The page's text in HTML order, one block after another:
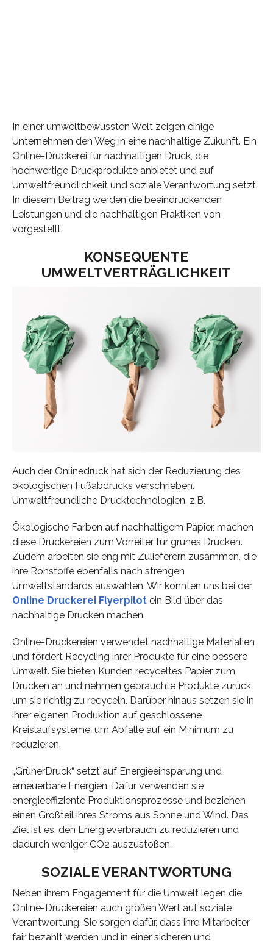
In einer umweltbewussten Welt zeigen einige
Unternehmen den Weg in eine nachhaltige Zukunft. Ein
Online-Druckerei für nachhaltigen Druck, die
hochwertige Druckprodukte anbietet und auf
Umweltfreundlichkeit und soziale Verantwortung setzt.
In diesem Beitrag werden die beeindruckenden
Leistungen und die nachhaltigen Praktiken von
vorgestellt.
KONSEQUENTE
UMWELTVERTRÄGLICHKEIT
Auch der Onlinedruck hat sich der Reduzierung des
ökologischen Fußabdrucks verschrieben.
Umweltfreundliche Drucktechnologien, z.B.
Ökologische Farben auf nachhaltigem Papier, machen
diese Druckereien zum Vorreiter für grünes Drucken.
Zudem arbeiten sie eng mit Zulieferern zusammen, die
ihre Rohstoffe ebenfalls nach strengen
Umweltstandards auswählen. Wir konnten uns bei der
Online Druckerei Flyerpilotein Bild über das
nachhaltige Drucken machen.
Online-Druckereien verwendet nachhaltige Materialien
und fördert Recycling ihrer Produkte für eine bessere
Umwelt. Sie bieten Kunden recyceltes Papier zum
Drucken an und nehmen gebrauchte Produkte zurück,
um sie richtig zu recyceln. Darüber hinaus setzen sie in
ihrer eigenen Produktion auf geschlossene
Kreislaufsysteme, um Abfälle auf ein Minimum zu
reduzieren.
„GrünerDruck“ setzt auf Energieeinsparung und
erneuerbare Energien. Dafür verwenden sie
energieeffiziente Produktionsprozesse und beziehen
einen Großteil ihres Stroms aus Sonne und Wind. Das
Ziel ist es, den Energieverbrauch zu reduzieren und
dadurch weniger CO2 auszustoßen.
SOZIALE VERANTWORTUNG
Neben ihrem Engagement für die Umwelt legen die
Online-Druckereien auch großen Wert auf soziale
Verantwortung. Sie sorgen dafür, dass ihre Mitarbeiter
fair bezahlt werden und in einer sicheren und